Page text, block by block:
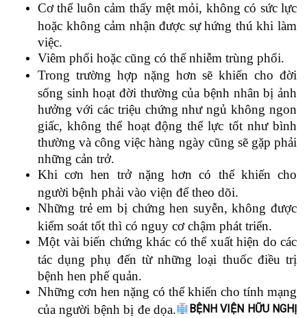
Cơ thể luôn cảm thấy mệt mỏi, không có sức lực
hoặc không cảm nhận được sự hứng thú khi làm
việc.
Viêm phổi hoặc cũng có thể nhiễm trùng phổi.
Trong trường hợp nặng hơn sẽ khiến cho đời
sống sinh hoạt đời thường của bệnh nhân bị ảnh
hưởng với các triệu chứng như ngủ không ngon
giấc, không thể hoạt động thể lực tốt như bình
thường và công việc hàng ngày cũng sẽ gặp phải
những cản trở.
Khi cơn hen trở nặng hơn có thể khiến cho
người bệnh phải vào viện để theo dõi.
Những trẻ em bị chứng hen suyễn, không được
kiểm soát tốt thì có nguy cơ chậm phát triển.
Một vài biến chứng khác có thể xuất hiện do các
tác dụng phụ đến từ những loại thuốc điều trị
bệnh hen phế quản.
Những cơn hen nặng có thể khiến cho tính mạng
của người bệnh bị đe dọa.
BỆNH VIỆN HỮU NGHỊ